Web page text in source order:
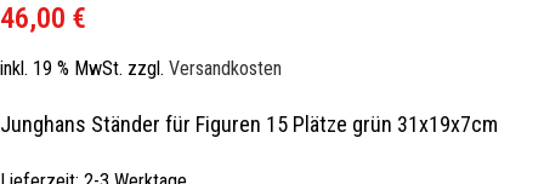
46,00 €
inkl. 19 % MwSt. zzgl. Versandkosten
Junghans Ständer für Figuren 15 Plätze grün 31x19x7cm